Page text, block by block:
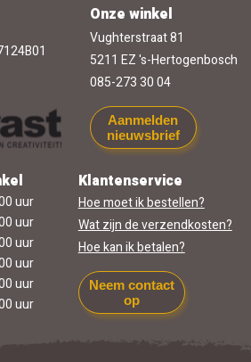
Onze winkel
Vughterstraat 81
5211 EZ 's-Hertogenbosch
085-273 30 04
Aanmelden
nieuwsbrief
uur
uur
uur
uur
uur
uur
Klantenservice
Hoe moet ik bestellen?
Wat zijn de verzendkosten?
Hoe kan ik betalen?
Neem contact
op